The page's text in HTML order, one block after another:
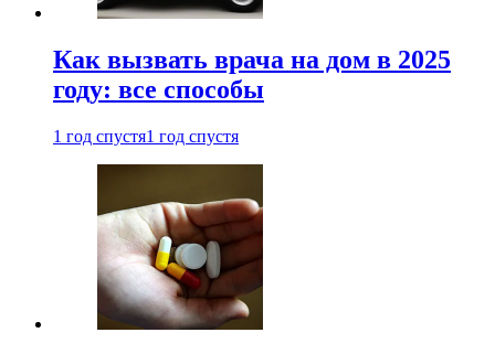
Как вызвать врача на дом в 2025
году: все способы
1 год спустя1 год спустя